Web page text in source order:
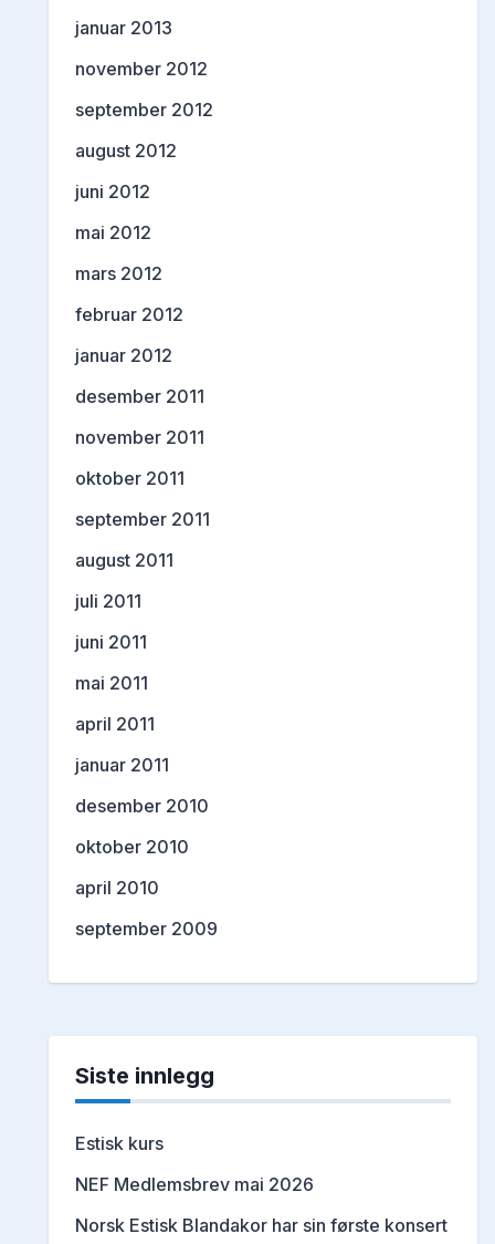
januar 2013
november 2012
september 2012
august 2012
juni 2012
mai 2012
mars 2012
februar 2012
januar 2012
desember 2011
november 2011
oktober 2011
september 2011
august 2011
juli 2011
juni 2011
mai 2011
april 2011
januar 2011
desember 2010
oktober 2010
april 2010
september 2009
Siste innlegg
Estisk kurs
NEF Medlemsbrev mai 2026
Norsk Estisk Blandakor har sin første konsert